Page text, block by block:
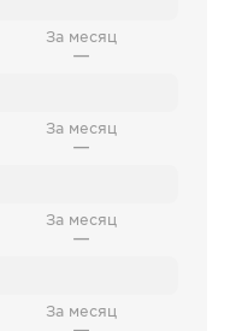
За месяц
—
За месяц
—
За месяц
—
За месяц